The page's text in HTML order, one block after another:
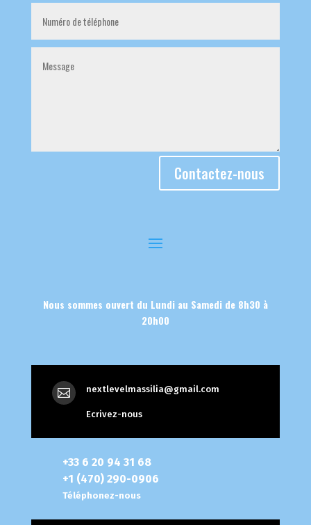
Contactez-nous
Nous sommes ouvert du Lundi au Samedi de 8h30 à
20h00
 nextlevelmassilia@gmail.com
Ecrivez-nous
+33 6 20 94 31 68
+1 (470) 290-0906
Téléphonez-nous